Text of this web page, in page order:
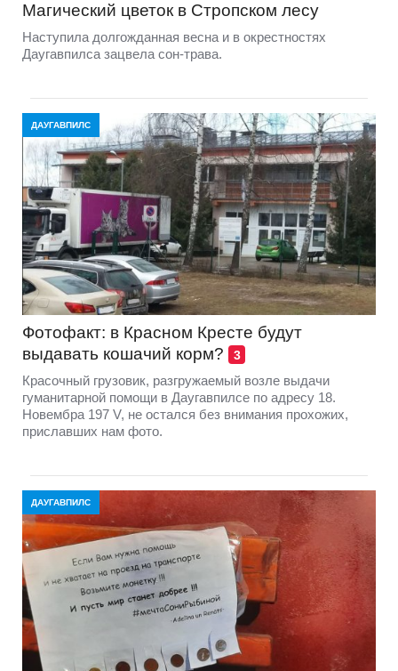
Магический цветок в Стропском лесу
Наступила долгожданная весна и в окрестностях
Даугавпилса зацвела сон-трава.
ДАУГАВПИЛС
Фотофакт: в Красном Кресте будут
выдавать кошачий корм?
3
Красочный грузовик, разгружаемый возле выдачи
гуманитарной помощи в Даугавпилсе по адресу 18.
Новембра 197 V, не остался без внимания прохожих,
приславших нам фото.
ДАУГАВПИЛС